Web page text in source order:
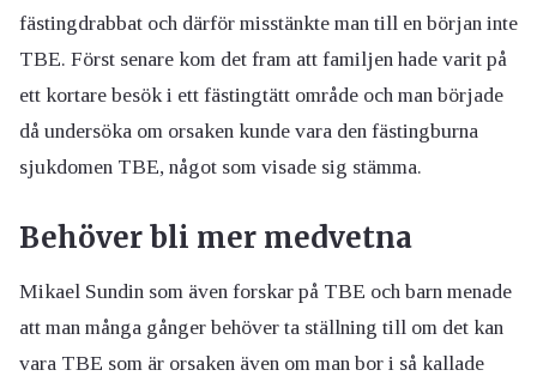
fästingdrabbat och därför misstänkte man till en början inte
TBE. Först senare kom det fram att familjen hade varit på
ett kortare besök i ett fästingtätt område och man började
då undersöka om orsaken kunde vara den fästingburna
sjukdomen TBE, något som visade sig stämma.
Behöver bli mer medvetna
Mikael Sundin som även forskar på TBE och barn menade
att man många gånger behöver ta ställning till om det kan
vara TBE som är orsaken även om man bor i så kallade